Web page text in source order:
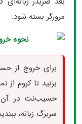
مرورگر بسته شود.
بزنید تا کروم
حسیب‌نت در
سربرگ زبانه،